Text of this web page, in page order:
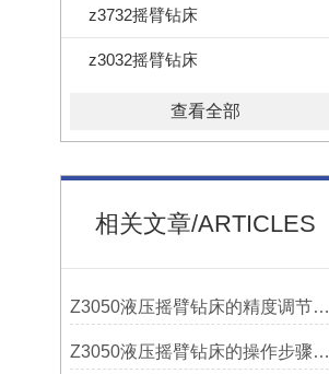
z3732摇臂钻床
z3032摇臂钻床
查看全部
相关文章/ARTICLES
Z3050液压摇臂钻床的精度调节与稳定性提升
Z3050液压摇臂钻床的操作步骤与安全注意事项